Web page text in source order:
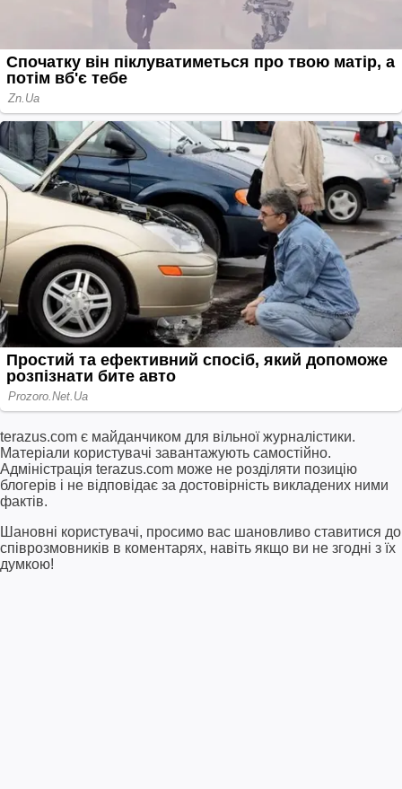
terazus.com є майданчиком для вільної журналістики.
Матеріали користувачі завантажують самостійно.
Адміністрація terazus.com може не розділяти позицію
блогерів і не відповідає за достовірність викладених ними
фактів.
Шановні користувачі, просимо вас шановливо ставитися до
співрозмовників в коментарях, навіть якщо ви не згодні з їх
думкою!